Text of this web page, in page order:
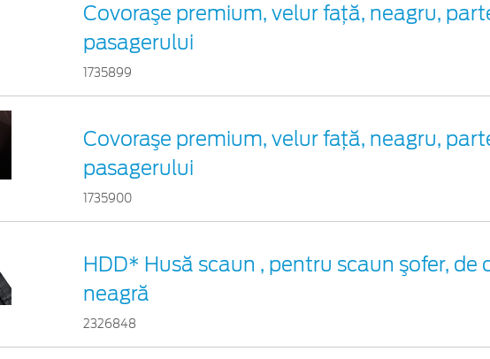
Covoraşe premium, velur faţă, neagru,
pasagerului
1735899
Covoraşe premium, velur faţă, neagru,
pasagerului
1735900
HDD* Husă scaun , pentru scaun şofer, de
neagră
2326848